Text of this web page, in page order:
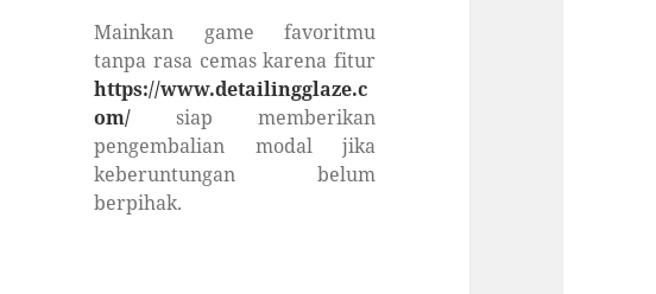
Mainkan game favoritmu
tanpa rasa cemas karena fitur
https://www.detailingglaze.c
om/ siap memberikan
pengembalian modal jika
keberuntungan belum
berpihak.